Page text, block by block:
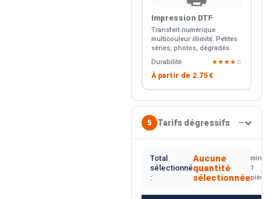
Impression DTF
Transfert numérique
multicouleur illimité. Petites
séries, photos, dégradés.
Durabilité
★★★★☆
À partir de 2.75 €
5 Tarifs dégressifs —
Total
sélectionné
:
Aucune
quantité
sélectionnée
min.
1
pièce